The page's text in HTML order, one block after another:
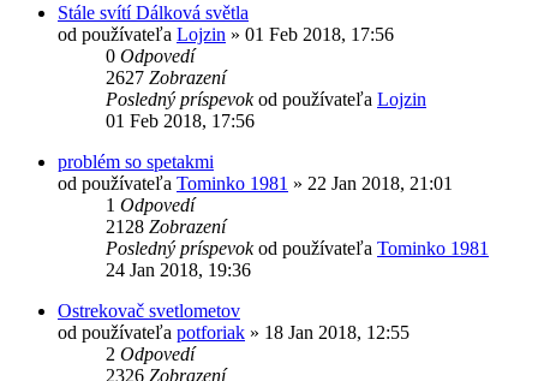
Stále svítí Dálková světla
od používateľa Lojzin » 01 Feb 2018, 17:56
0 Odpovedí
2627 Zobrazení
Posledný príspevokod používateľa Lojzin
01 Feb 2018, 17:56
problém so spetakmi
od používateľa Tominko 1981 » 22 Jan 2018, 21:01
1 Odpovedí
2128 Zobrazení
Posledný príspevokod používateľa Tominko 1981
24 Jan 2018, 19:36
Ostrekovač svetlometov
od používateľa potforiak » 18 Jan 2018, 12:55
2 Odpovedí
2326 Zobrazení